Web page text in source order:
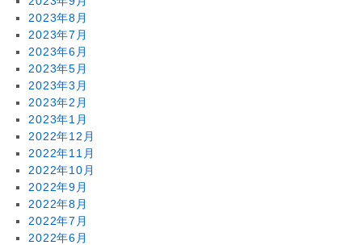
2023年8月
2023年7月
2023年6月
2023年5月
2023年3月
2023年2月
2023年1月
2022年12月
2022年11月
2022年10月
2022年9月
2022年8月
2022年7月
2022年6月